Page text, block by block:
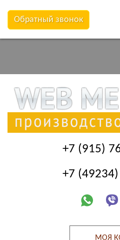
Обратный звонок
+7 (915)
+7
МОЯ